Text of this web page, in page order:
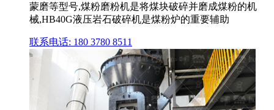
蒙磨等型号,煤粉磨粉机是将煤块破碎并磨成煤粉的机
械,HB40G液压岩石破碎机是煤粉炉的重要辅助
联系电话: 180 3780 8511